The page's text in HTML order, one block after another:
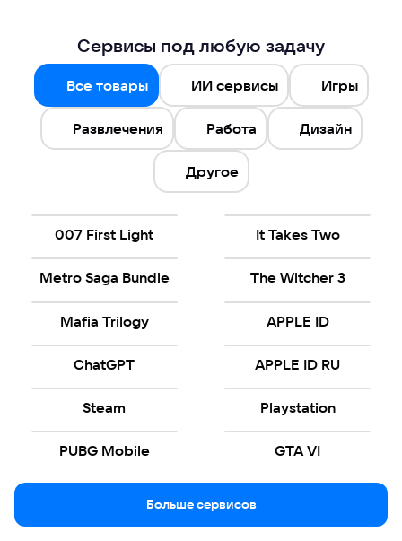
Сервисы под любую задачу
Все товары ИИ сервисы Игры
Развлечения Работа Дизайн
Другое
007 First Light It Takes Two
Metro Saga Bundle The Witcher 3
Mafia Trilogy APPLE ID
ChatGPT APPLE ID RU
Steam Playstation
PUBG Mobile GTA VI
Больше сервисов